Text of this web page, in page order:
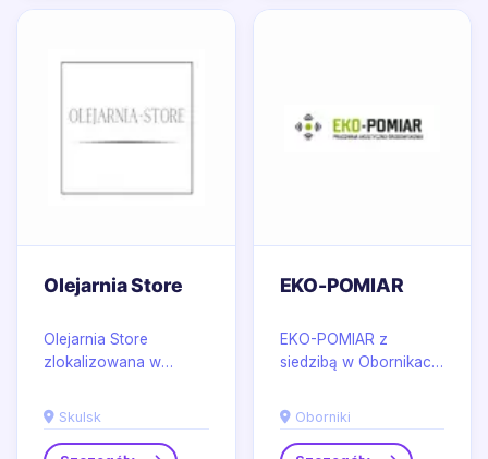
Olejarnia Store
Olejarnia Store
zlokalizowana w
specjalizuje się w
produkcji wysokiej
jakości...
Skulsk
EKO-POMIAR
EKO-POMIAR z
siedzibą w Obornikach
specjalizująca się w
kompleksowych
usługach...
Oborniki